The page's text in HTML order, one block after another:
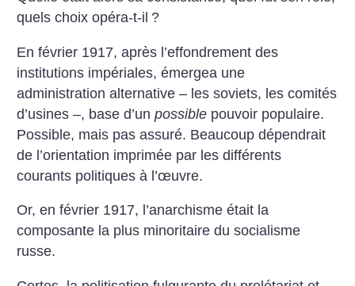
quels choix opéra-t-il ?
En février 1917, après l’effondrement des
institutions impériales, émergea une
administration alternative – les soviets, les comités
d’usines –, base d’unpossible pouvoir populaire.
Possible, mais pas assuré. Beaucoup dépendrait
de l’orientation imprimée par les différents
courants politiques à l’œuvre.
Or, en février 1917, l’anarchisme était la
composante la plus minoritaire du socialisme
russe.